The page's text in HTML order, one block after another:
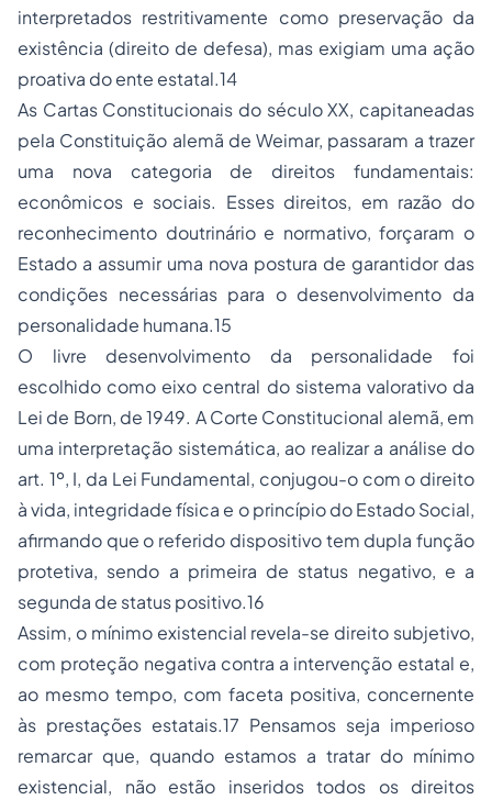
interpretados restritivamente como preservação da
existência (direito de defesa), mas exigiam uma ação
proativa do ente estatal.14
As Cartas Constitucionais do século XX, capitaneadas
pela Constituição alemã de Weimar, passaram a trazer
uma nova categoria de direitos fundamentais:
econômicos e sociais. Esses direitos, em razão do
reconhecimento doutrinário e normativo, forçaram o
Estado a assumir uma nova postura de garantidor das
condições necessárias para o desenvolvimento da
personalidade humana.15
O livre desenvolvimento da personalidade foi
escolhido como eixo central do sistema valorativo da
Lei de Born, de 1949. A Corte Constitucional alemã, em
uma interpretação sistemática, ao realizar a análise do
art. 1º, I, da Lei Fundamental, conjugou-o com o direito
à vida, integridade física e o princípio do Estado Social,
afirmando que o referido dispositivo tem dupla função
protetiva, sendo a primeira de status negativo, e a
segunda de status positivo.16
Assim, o mínimo existencial revela-se direito subjetivo,
com proteção negativa contra a intervenção estatal e,
ao mesmo tempo, com faceta positiva, concernente
às prestações estatais.17 Pensamos seja imperioso
remarcar que, quando estamos a tratar do mínimo
existencial, não estão inseridos todos os direitos